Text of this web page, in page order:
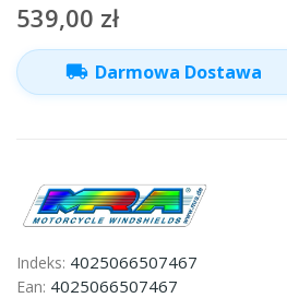
539,00 zł
local_shipping Darmowa Dostawa
Indeks: 4025066507467
Ean: 4025066507467